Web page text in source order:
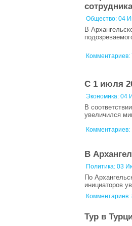
Общество: 04
В
Комментариев:
C 1 июля
Экономика: 04
В
увеличился
Комментариев:
В
Политика: 03
По
инициаторов
Комментариев:
Тур в